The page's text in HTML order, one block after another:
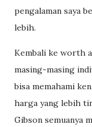
pengalaman saya
lebih.
Kembali ke worth
masing-masing
bisa memahami
harga yang lebih
Gibson semuanya